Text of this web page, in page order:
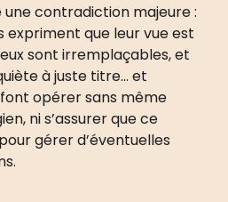
contradiction majeure :
que leur vue est
sont irremplaçables, et
à juste titre… et
opérer sans même
ni s’assurer que ce
gérer d’éventuelles